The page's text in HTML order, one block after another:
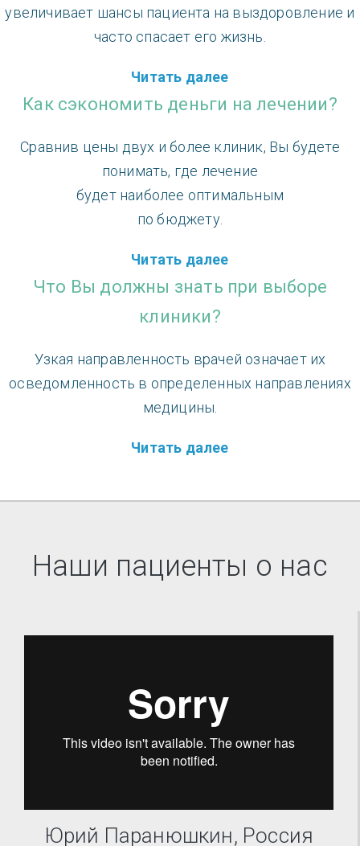
увеличивает шансы пациента на выздоровление и
часто спасает его жизнь.
Читать далее
Как сэкономить деньги на лечении?
Cравнив цены двух и более клиник, Вы будете
понимать, где лечение
будет наиболее оптимальным
по бюджету.
Читать далее
Что Вы должны знать при выборе
клиники?
Узкая направленность врачей означает их
осведомленность в определенных направлениях
медицины.
Читать далее
Наши пациенты о нас
Юрий Паранюшкин, Россия